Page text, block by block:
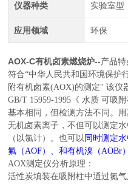
仪器种类 实验室型
应用领域 环保
AOX-C有机卤素燃烧炉--产品特
符合“中华人民共和国环境保护
附有机卤素(AOX)的测定" 该仪
GB/T 15959-1995《 水质 可吸
基本相同，但检测方法不同。
无机卤素离子，不但可以测定
（以氯计）。也可以 同时测定
氟（AOF）、和有机溴（AOBr）
AOX测定仪分析原理：
活性炭填装在吸附柱中通过氮